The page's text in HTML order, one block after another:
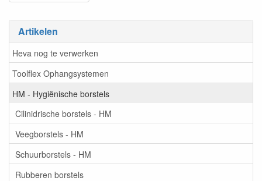
Artikelen
Heva nog te verwerken
Toolflex Ophangsystemen
HM - Hygiënische borstels
Cilinidrische borstels - HM
Veegborstels - HM
Schuurborstels - HM
Rubberen borstels